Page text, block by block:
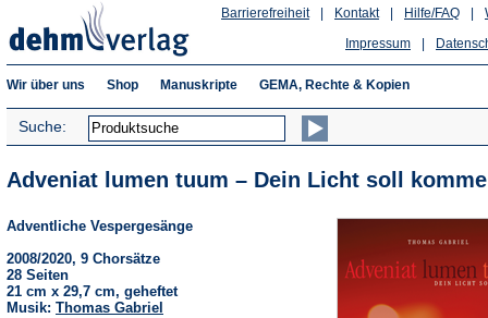
Hilfe/FAQ
Kontakt
Barrierefreiheit
Impressum
Wir über uns Shop Manuskripte GEMA, Rechte & Kopien
Suche:
Adveniat lumen tuum – Dein Licht soll
Adventliche Vespergesänge
2008/2020, 9 Chorsätze
28 Seiten
21 cm x 29,7 cm, geheftet
Musik: Thomas Gabriel